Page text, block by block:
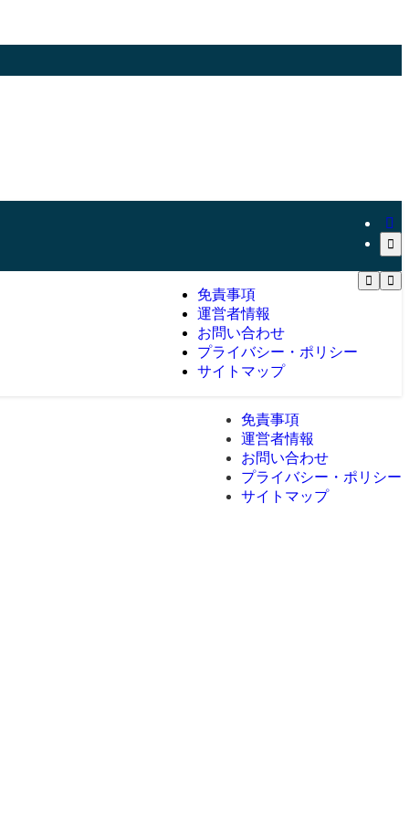
免責事項
運営者情報
お問い合わせ
プライバシー・ポリシー
サイトマップ
免責事項
運営者情報
お問い合わせ
プライバシー・ポリシー
サイトマップ